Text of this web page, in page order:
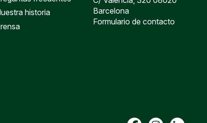
historia
Barcelona
Formulario de contacto